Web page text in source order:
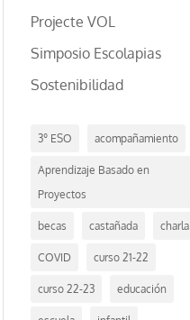
Projecte VOL
Simposio Escolapias
Sostenibilidad
3º ESO acompañamiento
Aprendizaje Basado en
Proyectos
becas castañada charla
COVID curso 21-22
curso 22-23 educación